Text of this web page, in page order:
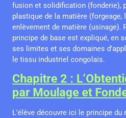
fusion et solidification (fonderie),
plastique de la matière (forgeage,
enlèvement de matière (usinage).
principe de base est expliqué, en
ses limites et ses domaines
le tissu industriel congolais.
Chapitre 2 :
par Moulage et
L’élève découvre ici le principe